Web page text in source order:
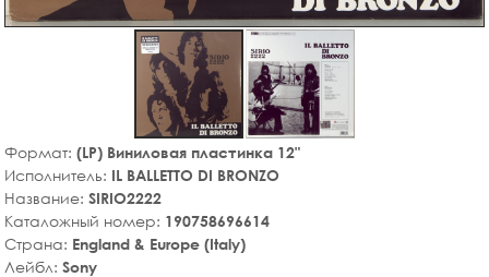
Формат: (LP) Виниловая пластинка 12"
Исполнитель: IL BALLETTO DI BRONZO
Название: SIRIO2222
Каталожный номер: 190758696614
Страна: England & Europe (Italy)
Лейбл: Sony